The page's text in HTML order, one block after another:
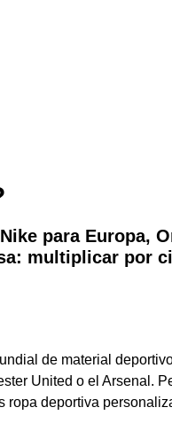
para Europa,
multiplicar por
de material
United o el Arsenal.
deportiva